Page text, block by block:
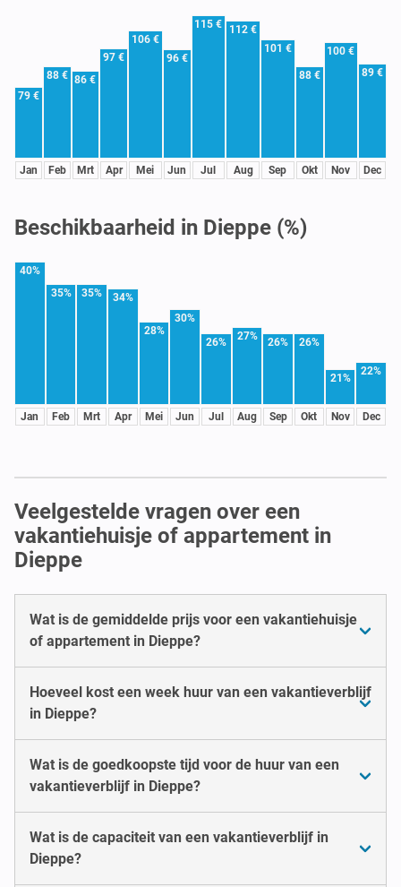
79 €
Jan
88 €
Feb
86 €
Mrt
97 €
Apr
106 €
Mei
96 €
Jun
115 €
Jul
112 €
Aug
101 €
Sep
88 €
Okt
100 €
Nov
89 €
Dec
Beschikbaarheid in Dieppe (%)
40%
Jan
35%
Feb
35%
Mrt
34%
Apr
28%
Mei
30%
Jun
26%
Jul
27%
Aug
26%
Sep
26%
Okt
21%
Nov
22%
Dec
Veelgestelde vragen over een
vakantiehuisje of appartement in
Dieppe
Wat is de gemiddelde prijs voor een vakantiehuisje
of appartement in Dieppe?
Hoeveel kost een week huur van een vakantieverblijf
in Dieppe?
Wat is de goedkoopste tijd voor de huur van een
vakantieverblijf in Dieppe?
Wat is de capaciteit van een vakantieverblijf in
Dieppe?